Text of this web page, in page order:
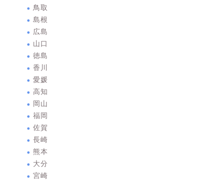
鳥取
島根
広島
山口
徳島
香川
愛媛
高知
岡山
福岡
佐賀
長崎
熊本
大分
宮崎